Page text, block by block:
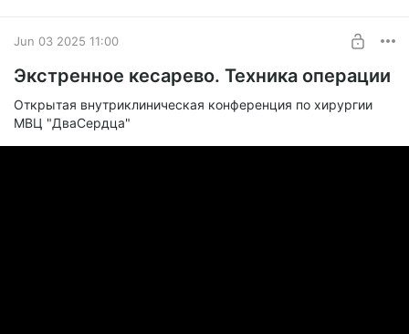
Jun 03 2025 11:00
Экстренное кесарево. Техника операции
Открытая внутриклиническая конференция по хирургии
МВЦ "ДваСердца"